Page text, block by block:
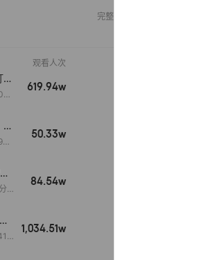
完整榜单
观看人次
分
619.94w
50.33w
5
84.54w
1,034.51w